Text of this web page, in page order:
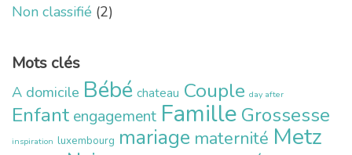
Non classifié (2)
Mots clés
A domicile Bébé chateau Couple day after
Enfant engagement Famille Grossesse
inspiration luxembourg mariage maternité Metz